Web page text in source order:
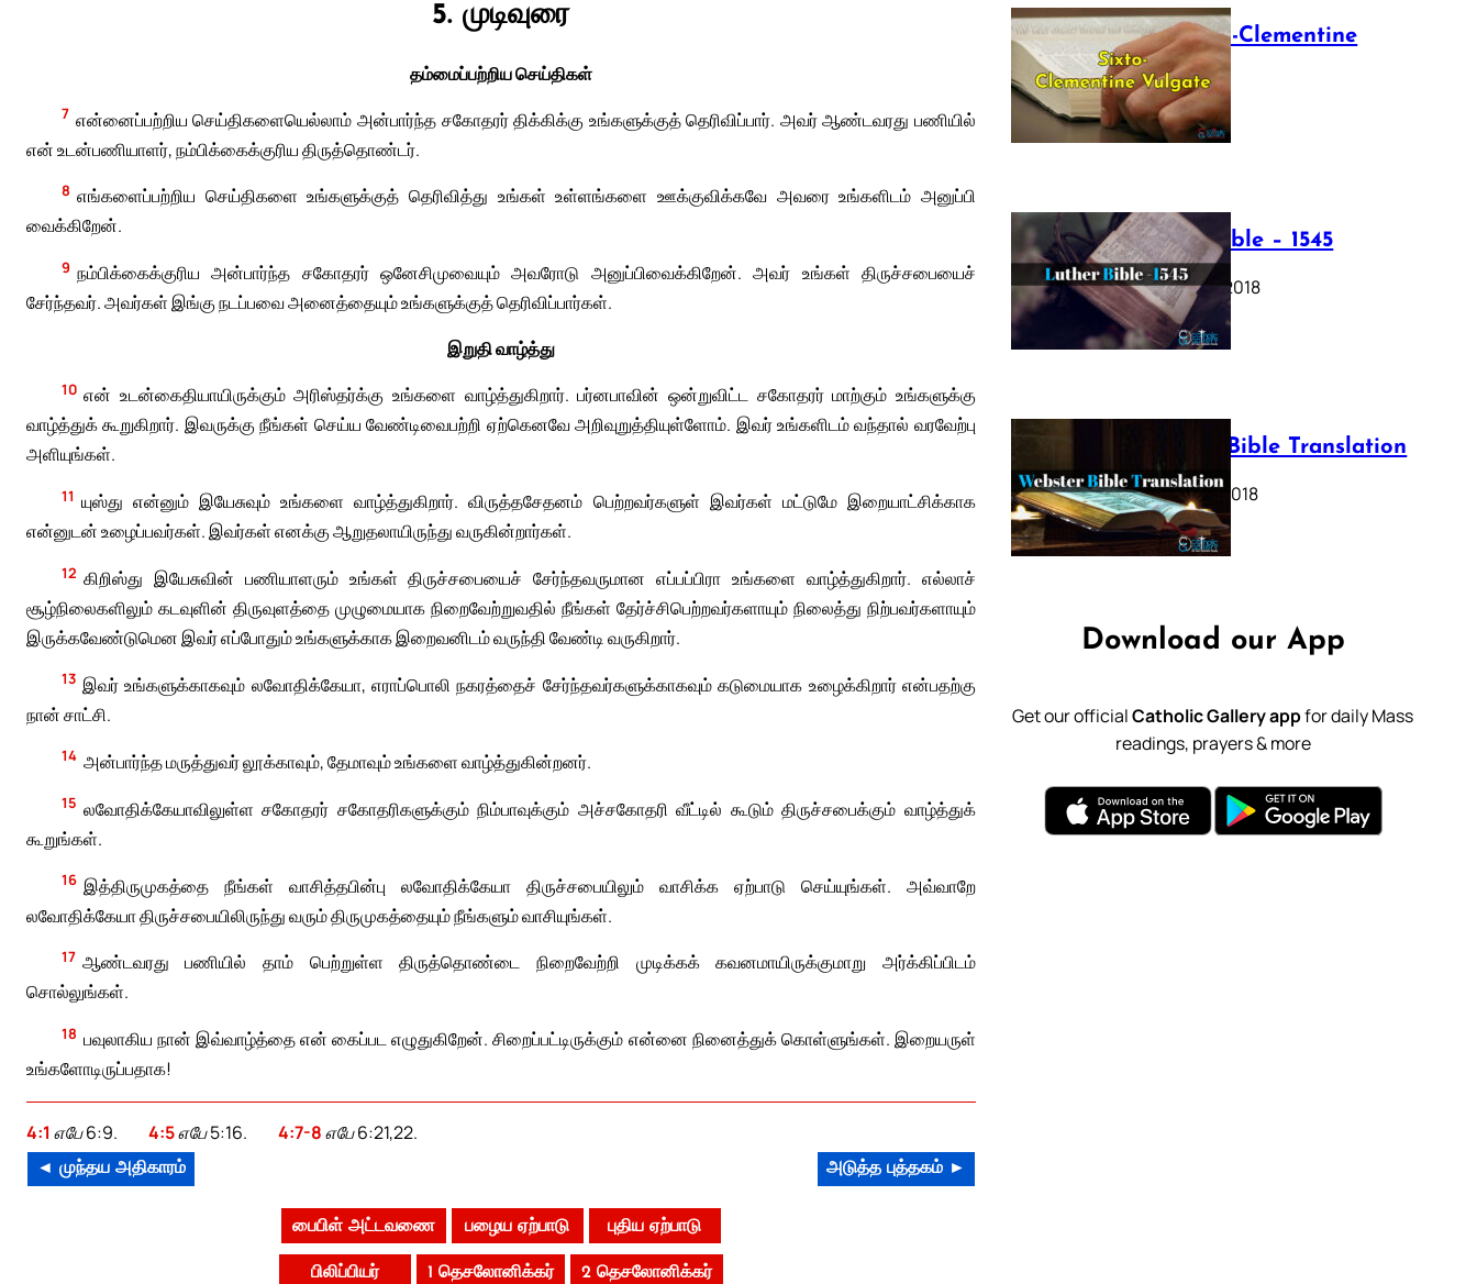
5. முடிவுரை
தம்மைப்பற்றிய செய்திகள்
7 என்னைப்பற்றிய செய்திகளையெல்லாம் அன்பார்ந்த சகோதரர் திக்கிக்கு உங்களுக்குத் தெரிவிப்பார். அவர் ஆண்டவரது பணியில்
என் உடன்பணியாளர், நம்பிக்கைக்குரிய திருத்தொண்டர்.
8 எங்களைப்பற்றிய செய்திகளை உங்களுக்குத் தெரிவித்து உங்கள் உள்ளங்களை ஊக்குவிக்கவே அவரை உங்களிடம் அனுப்பி
வைக்கிறேன்.
9 நம்பிக்கைக்குரிய அன்பார்ந்த சகோதரர் ஒனேசிமுவையும் அவரோடு அனுப்பிவைக்கிறேன். அவர் உங்கள் திருச்சபையைச்
சேர்ந்தவர். அவர்கள் இங்கு நடப்பவை அனைத்தையும் உங்களுக்குத் தெரிவிப்பார்கள்.
இறுதி வாழ்த்து
10 என் உடன்கைதியாயிருக்கும் அரிஸ்தர்க்கு உங்களை வாழ்த்துகிறார். பர்னபாவின் ஒன்றுவிட்ட சகோதரர் மாற்கும் உங்களுக்கு
வாழ்த்துக் கூறுகிறார். இவருக்கு நீங்கள் செய்ய வேண்டிவைபற்றி ஏற்கெனவே அறிவுறுத்தியுள்ளோம். இவர் உங்களிடம் வந்தால் வரவேற்பு
அளியுங்கள்.
11 யுஸ்து என்னும் இயேசுவும் உங்களை வாழ்த்துகிறார். விருத்தசேதனம் பெற்றவர்களுள் இவர்கள் மட்டுமே இறையாட்சிக்காக
என்னுடன் உழைப்பவர்கள். இவர்கள் எனக்கு ஆறுதலாயிருந்து வருகின்றார்கள்.
12 கிறிஸ்து இயேசுவின் பணியாளரும் உங்கள் திருச்சபையைச் சேர்ந்தவருமான எப்பப்பிரா உங்களை வாழ்த்துகிறார். எல்லாச்
சூழ்நிலைகளிலும் கடவுளின் திருவுளத்தை முழுமையாக நிறைவேற்றுவதில் நீங்கள் தேர்ச்சிபெற்றவர்களாயும் நிலைத்து நிற்பவர்களாயும்
இருக்கவேண்டுமென இவர் எப்போதும் உங்களுக்காக இறைவனிடம் வருந்தி வேண்டி வருகிறார்.
13 இவர் உங்களுக்காகவும் லவோதிக்கேயா, எராப்பொலி நகரத்தைச் சேர்ந்தவர்களுக்காகவும் கடுமையாக உழைக்கிறார் என்பதற்கு
நான் சாட்சி.
14 அன்பார்ந்த மருத்துவர் லூக்காவும், தேமாவும் உங்களை வாழ்த்துகின்றனர்.
15 லவோதிக்கேயாவிலுள்ள சகோதரர் சகோதரிகளுக்கும் நிம்பாவுக்கும் அச்சகோதரி வீட்டில் கூடும் திருச்சபைக்கும் வாழ்த்துக்
கூறுங்கள்.
16 இத்திருமுகத்தை நீங்கள் வாசித்தபின்பு லவோதிக்கேயா திருச்சபையிலும் வாசிக்க ஏற்பாடு செய்யுங்கள். அவ்வாறே
லவோதிக்கேயா திருச்சபையிலிருந்து வரும் திருமுகத்தையும் நீங்களும் வாசியுங்கள்.
17 ஆண்டவரது பணியில் தாம் பெற்றுள்ள திருத்தொண்டை நிறைவேற்றி முடிக்கக் கவனமாயிருக்குமாறு அர்க்கிப்பிடம்
சொல்லுங்கள்.
18 பவுலாகிய நான் இவ்வாழ்த்தை என் கைப்பட எழுதுகிறேன். சிறைப்பட்டிருக்கும் என்னை நினைத்துக் கொள்ளுங்கள். இறையருள்
உங்களோடிருப்பதாக!
4:1 எபே 6:9. 4:5எபே 5:16. 4:7-8எபே 6:21,22.
◄ முந்தய அதிகாரம் அடுத்த புத்தகம் ►
பைபிள் அட்டவணை பழைய ஏற்பாடு புதிய ஏற்பாடு
பிலிப்பியர் 1 தெசலோனிக்கர் 2 தெசலோனிக்கர்
The Sixto-Clementine
Vulgate
July 12, 2025
Luther Bible – 1545
October 17, 2018
Webster Bible Translation
October 11, 2018
Download our App
Get our officialCatholic Gallery appfor daily Mass
readings, prayers & more